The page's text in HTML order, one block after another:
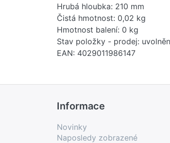
Hrubá hloubka: 210 mm
Čistá hmotnost: 0,02 kg
Hmotnost balení: 0 kg
Stav položky - prodej:
EAN: 4029011986147
Prodejní program: Ano
Kód produktu: 84819000
Informace
Novinky
Naposledy zobrazené